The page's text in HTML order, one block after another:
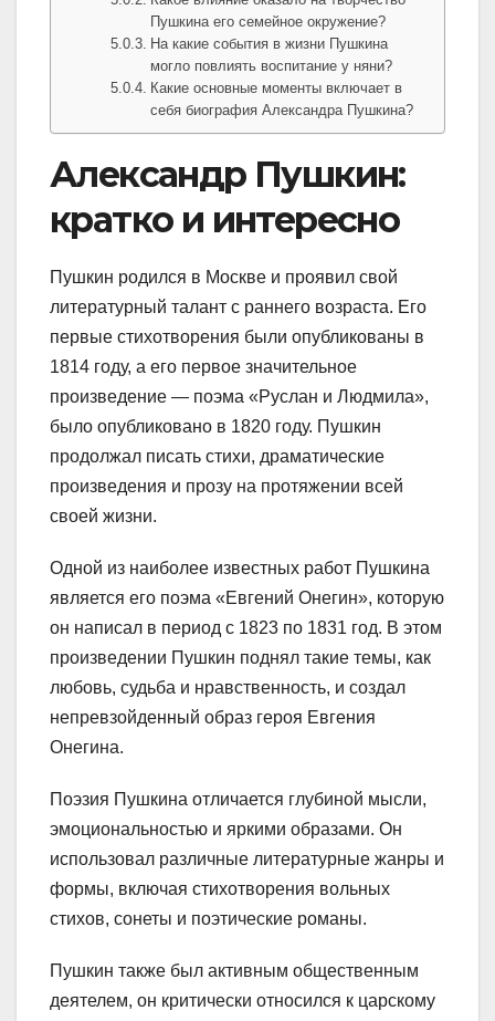
Пушкина его семейное окружение?
На какие события в жизни Пушкина
могло повлиять воспитание у няни?
Какие основные моменты включает в
себя биография Александра Пушкина?
Александр Пушкин:
кратко и интересно
Пушкин родился в Москве и проявил свой
литературный талант с раннего возраста. Его
первые стихотворения были опубликованы в
1814 году, а его первое значительное
произведение — поэма «Руслан и Людмила»,
было опубликовано в 1820 году. Пушкин
продолжал писать стихи, драматические
произведения и прозу на протяжении всей
своей жизни.
Одной из наиболее известных работ Пушкина
является его поэма «Евгений Онегин», которую
он написал в период с 1823 по 1831 год. В этом
произведении Пушкин поднял такие темы, как
любовь, судьба и нравственность, и создал
непревзойденный образ героя Евгения
Онегина.
Поэзия Пушкина отличается глубиной мысли,
эмоциональностью и яркими образами. Он
использовал различные литературные жанры и
формы, включая стихотворения вольных
стихов, сонеты и поэтические романы.
Пушкин также был активным общественным
деятелем, он критически относился к царскому